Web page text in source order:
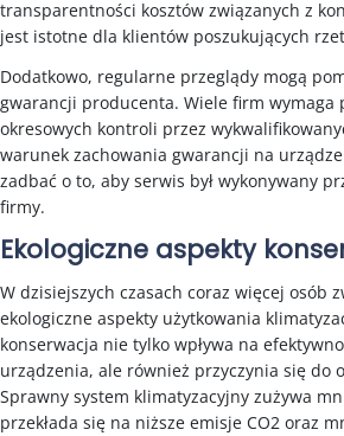
transparentności kosztów związanych z
jest istotne dla klientów poszukujących
Dodatkowo, regularne przeglądy mogą
gwarancji producenta. Wiele firm wymaga
okresowych kontroli przez
warunek zachowania gwarancji na
zadbać o to, aby serwis był wykonywany
firmy.
Ekologiczne aspekty
W dzisiejszych czasach coraz więcej osób
ekologiczne aspekty użytkowania
konserwacja nie tylko wpływa na
urządzenia, ale również przyczynia się do
Sprawny system klimatyzacyjny zużywa
przekłada się na niższe emisje CO2 oraz